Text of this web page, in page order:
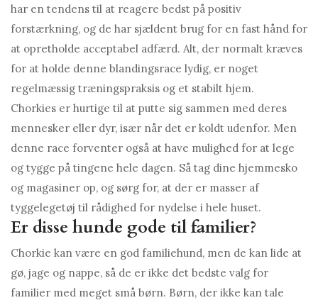
har en tendens til at reagere bedst på positiv
forstærkning, og de har sjældent brug for en fast hånd for
at opretholde acceptabel adfærd. Alt, der normalt kræves
for at holde denne blandingsrace lydig, er noget
regelmæssig træningspraksis og et stabilt hjem.
Chorkies er hurtige til at putte sig sammen med deres
mennesker eller dyr, især når det er koldt udenfor. Men
denne race forventer også at have mulighed for at lege
og tygge på tingene hele dagen. Så tag dine hjemmesko
og magasiner op, og sørg for, at der er masser af
tyggelegetøj til rådighed for nydelse i hele huset.
Er disse hunde gode til familier?
Chorkie kan være en god familiehund, men de kan lide at
gø, jage og nappe, så de er ikke det bedste valg for
familier med meget små børn. Børn, der ikke kan tale